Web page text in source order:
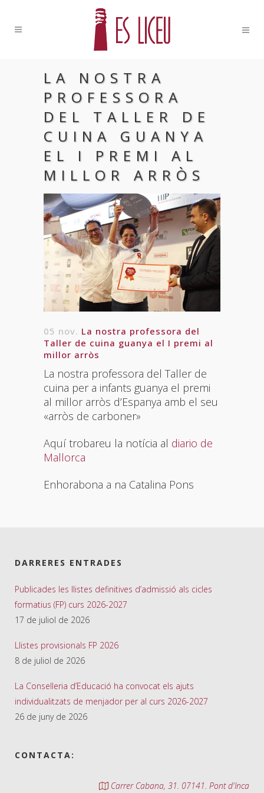
LA NOSTRA
PROFESSORA
DEL TALLER DE
CUINA GUANYA
EL I PREMI AL
MILLOR ARRÒS
05 nov. La nostra professora del
Taller de cuina guanya el I premi al
millor arròs
La nostra professora del Taller de
cuina per a infants guanya el premi
al millor arròs d’Espanya amb el seu
«arròs de carboner»
Aquí trobareu la notícia al diario de
Mallorca
Enhorabona a na Catalina Pons
DARRERES ENTRADES
Publicades les llistes definitives d’admissió als cicles
formatius (FP) curs 2026-2027
17 de juliol de 2026
Llistes provisionals FP 2026
8 de juliol de 2026
La Conselleria d’Educació ha convocat els ajuts
individualitzats de menjador per al curs 2026-2027
26 de juny de 2026
CONTACTA:
Carrer Cabana, 31. 07141. Pont d'Inca